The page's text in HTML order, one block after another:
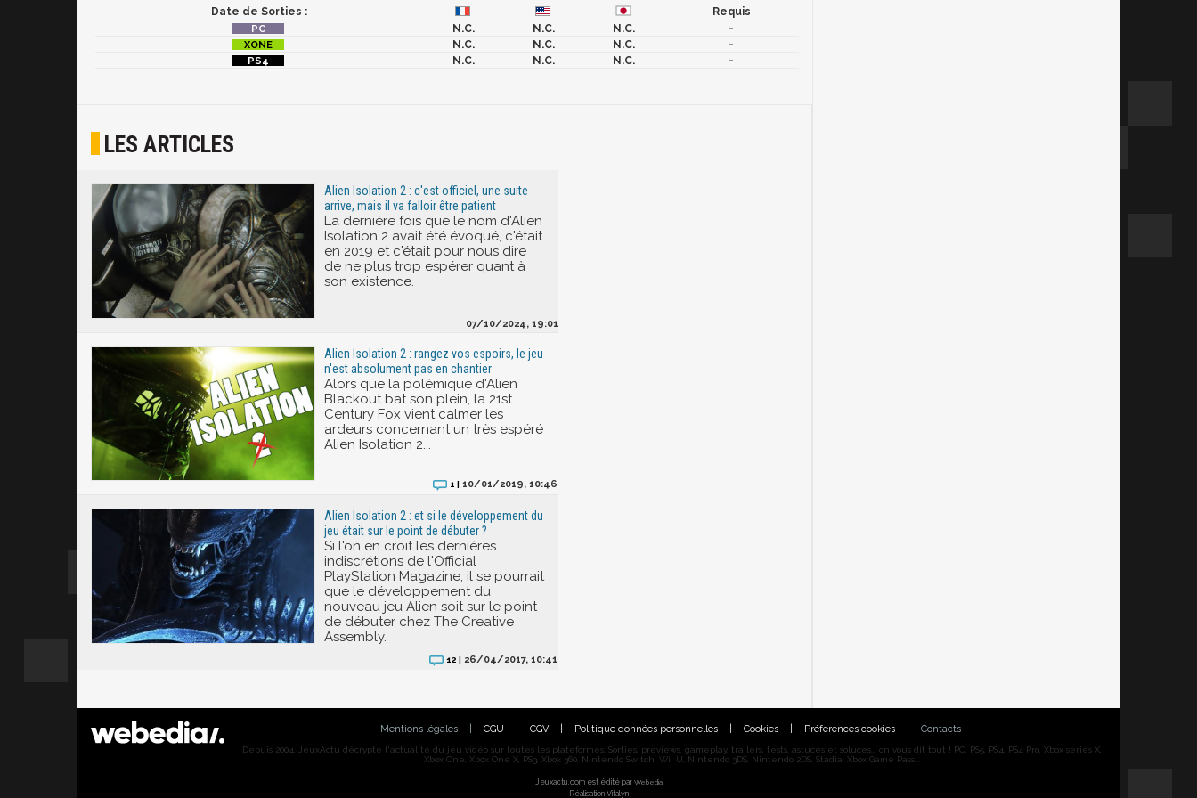
Date de Sorties :
Requis
N.C.
N.C. N.C.
-
N.C.
N.C. N.C.
-
N.C.
N.C. N.C. -
LES ARTICLES
Alien Isolation 2 : c'est officiel, une suite
arrive, mais il va falloir être patient
La dernière fois que le nom d'Alien
Isolation 2 avait été évoqué, c'était
en 2019 et c'était pour nous dire
de ne plus trop espérer quant à
son existence.
07/10/2024, 19:01
Alien Isolation 2 : rangez vos espoirs, le jeu
n'est absolument pas en chantier
Alors que la polémique d'Alien
Blackout bat son plein, la 21st
Century Fox vient calmer les
ardeurs concernant un très espéré
Alien Isolation 2...
1 | 10/01/2019, 10:46
Alien Isolation 2 : et si le développement du
jeu était sur le point de débuter ?
Si l'on en croit les dernières
indiscrétions de l'Official
PlayStation Magazine, il se pourrait
que le développement du
nouveau jeu Alien soit sur le point
de débuter chez The Creative
Assembly.
12 | 26/04/2017, 10:41
Mentions légales CGU CGV Politique données personnelles Cookies Préférences cookies Contacts
Depuis 2004, JeuxActu décrypte l'actualité du jeu vidéo sur toutes les plateformes. Sorties, previews, gameplay, trailers, tests, astuces et soluces... on vous dit tout ! PC, PS5, PS4, PS4 Pro, Xbox series X,
Xbox One, Xbox One X, PS3, Xbox 360, Nintendo Switch, Wii U, Nintendo 3DS, Nintendo 2DS, Stadia, Xbox Game Pass...
Jeuxactu.com est édité par Webedia
Réalisation Vitalyn